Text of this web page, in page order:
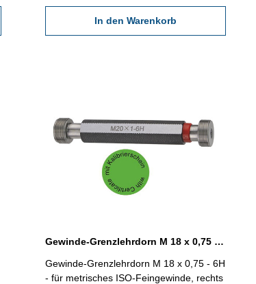
In den Warenkorb
Gewinde-Grenzlehrdorn M 18 x 0,75 - 6H DIN 13
Gewinde-Grenzlehrdorn M 18 x 0,75 - 6H
- für metrisches ISO-Feingewinde, rechts